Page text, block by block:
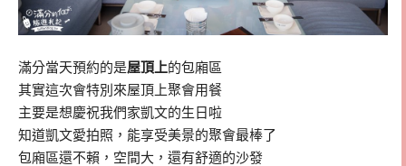
滿分當天預約的是屋頂上的包廂區
其實這次會特別來屋頂上聚會用餐
主要是想慶祝我們家凱文的生日啦
知道凱文愛拍照，能享受美景的聚會最棒了
包廂區還不賴，空間大，還有舒適的沙發